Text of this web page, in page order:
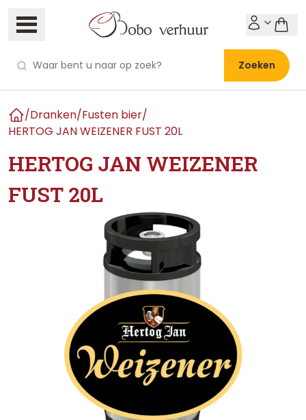
Zoeken
Home
/Dranken/Fusten bier/
HERTOG JAN WEIZENER FUST 20L
HERTOG JAN WEIZENER
FUST 20L